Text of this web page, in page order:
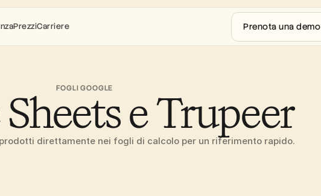
FOGLI GOOGLE e Trupeer
direttamente nei fogli di calcolo per un riferimento rapido.
PrezziCarriere Prenota una demo